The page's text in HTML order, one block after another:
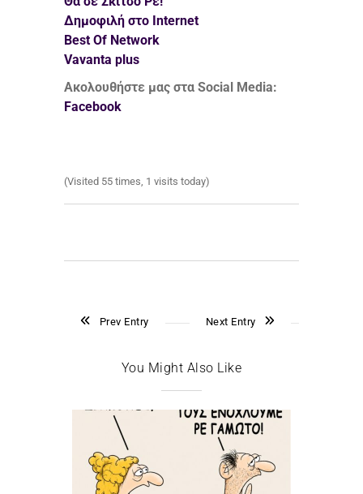
Δημοφιλή στο Internet
Best Of Network
Vavanta plus
Ακολουθήστε μας στα Social Media:
Facebook
(Visited 55 times, 1 visits today)
Prev Entry Next Entry
You Might Also Like